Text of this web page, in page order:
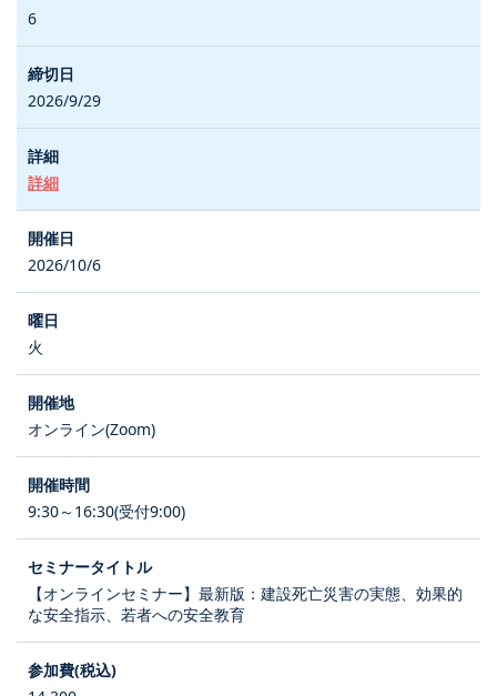
6
2026/9/29
詳細
2026/10/6
火
オンライン(Zoom)
9:30～16:30(受付9:00)
【オンラインセミナー】最新版：建設死亡災害の実態、効果的
な安全指示、若者への安全教育